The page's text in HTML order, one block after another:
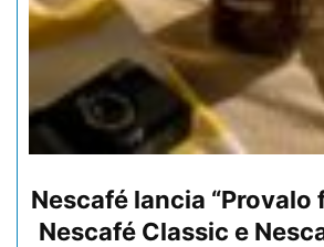
Nescafé lancia “Provalo
Nescafé Classic e